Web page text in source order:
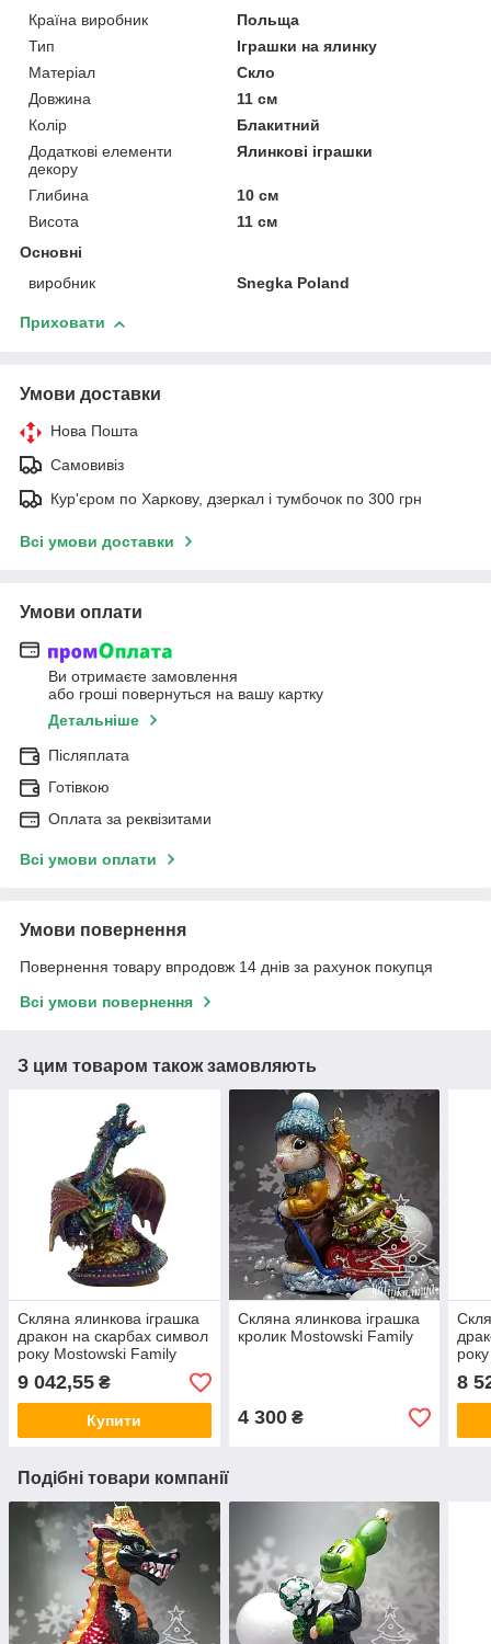
Країна виробник
Польща
Тип
Іграшки на ялинку
Матеріал
Скло
Довжина
11 см
Колір
Блакитний
Додаткові елементи
декору
Ялинкові іграшки
Глибина
10 см
Висота
11 см
Основні
виробник
Snegka Poland
Приховати
Умови доставки
Нова Пошта
Самовивіз
Кур'єром по Харкову, дзеркал і тумбочок по 300 грн
Всі умови доставки
Умови оплати
Ви отримаєте замовлення
або гроші повернуться на вашу картку
Детальніше
Післяплата
Готівкою
Оплата за реквізитами
Всі умови оплати
Умови повернення
Повернення товару впродовж 14 днів за рахунок покупця
Всі умови повернення
З цим товаром також замовляють
Скляна ялинкова іграшка
дракон на скарбах символ
року Mostowski Family
Дракон
9 042,55 ₴
Купити
Скляна ялинкова іграшка
кролик Mostowski Family
4 300₴
8
Подібні товари компанії